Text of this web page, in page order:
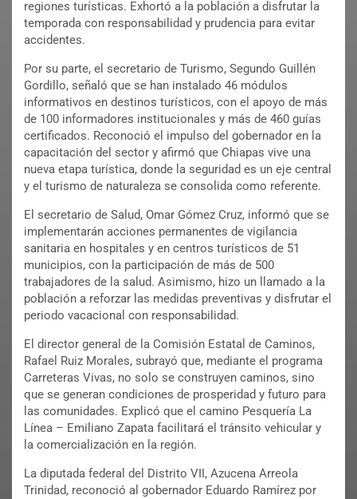
regiones turísticas. Exhortó a la población a disfrutar la
temporada con responsabilidad y prudencia para evitar
accidentes.
Por su parte, el secretario de Turismo, Segundo Guillén
Gordillo, señaló que se han instalado 46 módulos
informativos en destinos turísticos, con el apoyo de más
de 100 informadores institucionales y más de 460 guías
certificados. Reconoció el impulso del gobernador en la
capacitación del sector y afirmó que Chiapas vive una
nueva etapa turística, donde la seguridad es un eje central
y el turismo de naturaleza se consolida como referente.
El secretario de Salud, Omar Gómez Cruz, informó que se
implementarán acciones permanentes de vigilancia
sanitaria en hospitales y en centros turísticos de 51
municipios, con la participación de más de 500
trabajadores de la salud. Asimismo, hizo un llamado a la
población a reforzar las medidas preventivas y disfrutar el
periodo vacacional con responsabilidad.
El director general de la Comisión Estatal de Caminos,
Rafael Ruiz Morales, subrayó que, mediante el programa
Carreteras Vivas, no solo se construyen caminos, sino
que se generan condiciones de prosperidad y futuro para
las comunidades. Explicó que el camino Pesquería La
Línea – Emiliano Zapata facilitará el tránsito vehicular y
la comercialización en la región.
La diputada federal del Distrito VII, Azucena Arreola
Trinidad, reconoció al gobernador Eduardo Ramírez por